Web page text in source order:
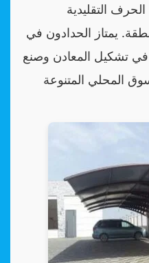
التقليدية
يمتاز الحدادون في
في تشكيل المعادن وصنع